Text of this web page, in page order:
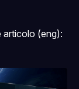
articolo (eng):